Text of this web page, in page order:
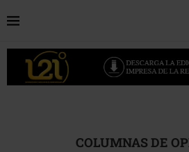
COLUMNAS DE